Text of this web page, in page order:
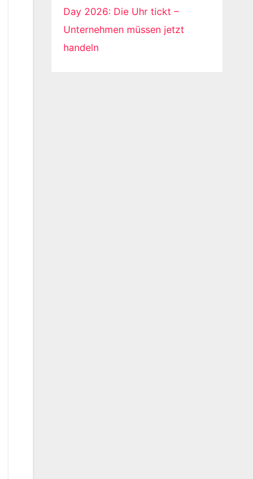
Day 2026: Die Uhr tickt –
Unternehmen müssen jetzt
handeln